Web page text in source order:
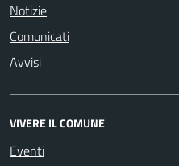
Notizie
Comunicati
Avvisi
VIVERE IL COMUNE
Eventi